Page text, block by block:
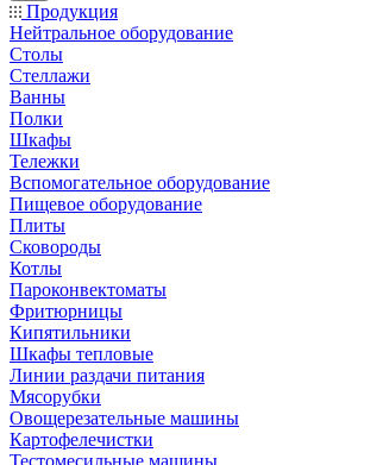
Продукция
Нейтральное оборудование
Столы
Стеллажи
Ванны
Полки
Шкафы
Тележки
Вспомогательное оборудование
Пищевое оборудование
Плиты
Сковороды
Котлы
Пароконвектоматы
Фритюрницы
Кипятильники
Шкафы тепловые
Линии раздачи питания
Мясорубки
Овощерезательные машины
Картофелечистки
Тестомесильные машины